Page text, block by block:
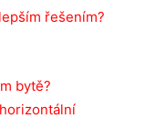
řešením?
bytě?